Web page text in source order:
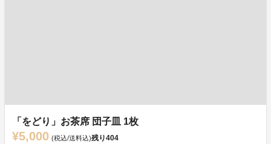
「をどり」お茶席 団子皿 1枚
¥5,000 (税込/送料込)残り404